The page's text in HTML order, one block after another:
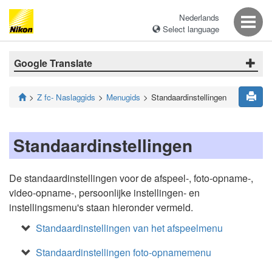
Nederlands
Select language
Google Translate
Z fc- Naslaggids Menugids Standaardinstellingen
Standaardinstellingen
De standaardinstellingen voor de afspeel-, foto-opname-,
video-opname-, persoonlijke instellingen- en
instellingsmenu's staan hieronder vermeld.
Standaardinstellingen van het afspeelmenu
Standaardinstellingen foto-opnamemenu